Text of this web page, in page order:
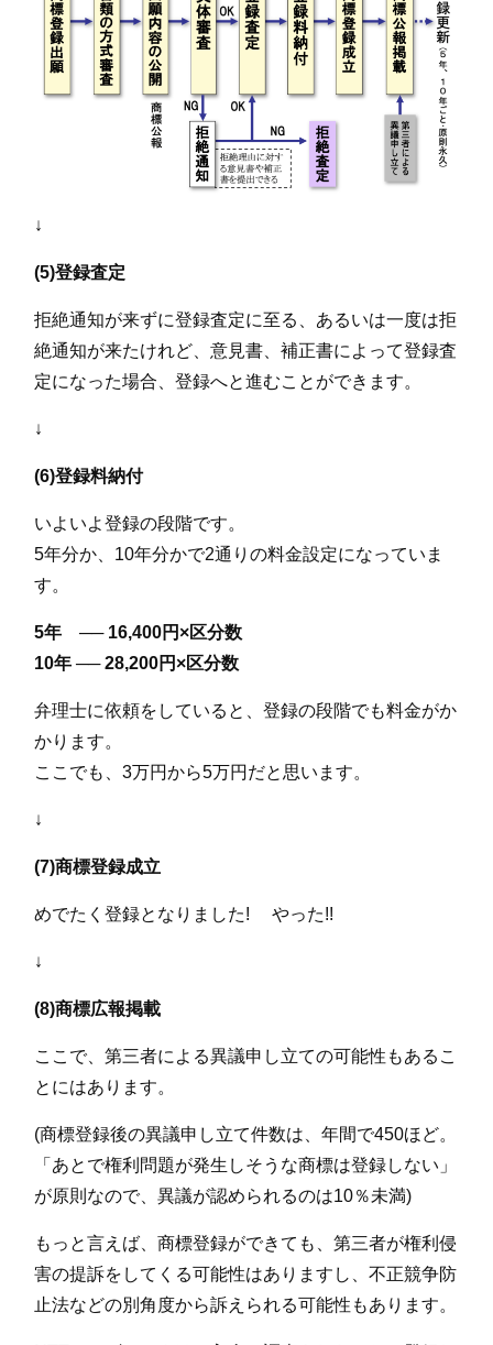
↓
(5)登録査定
拒絶通知が来ずに登録査定に至る、あるいは一度は拒
絶通知が来たけれど、意見書、補正書によって登録査
定になった場合、登録へと進むことができます。
↓
(6)登録料納付
いよいよ登録の段階です。
5年分か、10年分かで2通りの料金設定になっていま
す。
5年 ── 16,400円×区分数
10年 ── 28,200円×区分数
弁理士に依頼をしていると、登録の段階でも料金がか
かります。
ここでも、3万円から5万円だと思います。
↓
(7)商標登録成立
めでたく登録となりました! やった!!
↓
(8)商標広報掲載
ここで、第三者による異議申し立ての可能性もあるこ
とにはあります。
(商標登録後の異議申し立て件数は、年間で450ほど。
「あとで権利問題が発生しそうな商標は登録しない」
が原則なので、異議が認められるのは10％未満)
もっと言えば、商標登録ができても、第三者が権利侵
害の提訴をしてくる可能性はありますし、不正競争防
止法などの別角度から訴えられる可能性もあります。